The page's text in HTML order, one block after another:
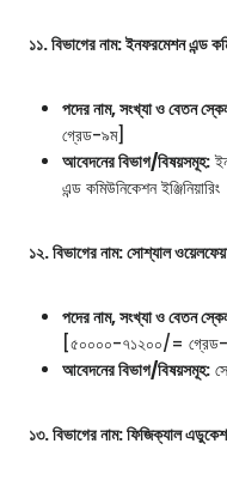
১১. বিভাগের নাম: ইনফরমেশন এন্ড
পদের নাম, সংখ্যা ও বেতন
গ্রেড-৯ম]
আবেদনের বিভাগ/বিষয়সমূহ:
এন্ড কমিউনিকেশন ইঞ্জিনিয়ারিং
১২. বিভাগের নাম: সোশ্যাল
পদের নাম, সংখ্যা ও বেতন
[৫০০০০-৭১২০০/= গ্রেড-
আবেদনের বিভাগ/বিষয়সমূহ:
১৩. বিভাগের নাম: ফিজিক্যাল